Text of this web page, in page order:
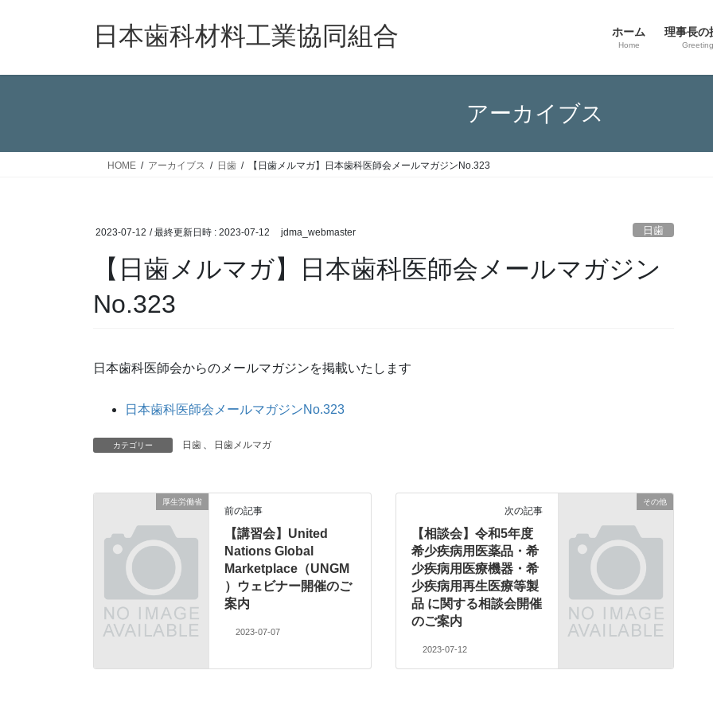
日本歯科材料工業協同組合 ホーム
Home
理事長の
Greeting
アーカイブス
HOME アーカイブス 日歯 【日歯メルマガ】日本歯科医師会メールマガジンNo.323
2023-07-12 / 最終更新日時 : 2023-07-12 jdma_webmaster 日歯
【日歯メルマガ】日本歯科医師会メールマガジン
No.323
日本歯科医師会からのメールマガジンを掲載いたします
日本歯科医師会メールマガジンNo.323
カテゴリー 日歯 、 日歯メルマガ
厚生労働省
前の記事
【講習会】United
Nations Global
Marketplace（UNGM
）ウェビナー開催のご
案内
2023-07-07
その他
次の記事
【相談会】令和5年度
希少疾病用医薬品・希
少疾病用医療機器・希
少疾病用再生医療等製
品 に関する相談会開催
のご案内
2023-07-12